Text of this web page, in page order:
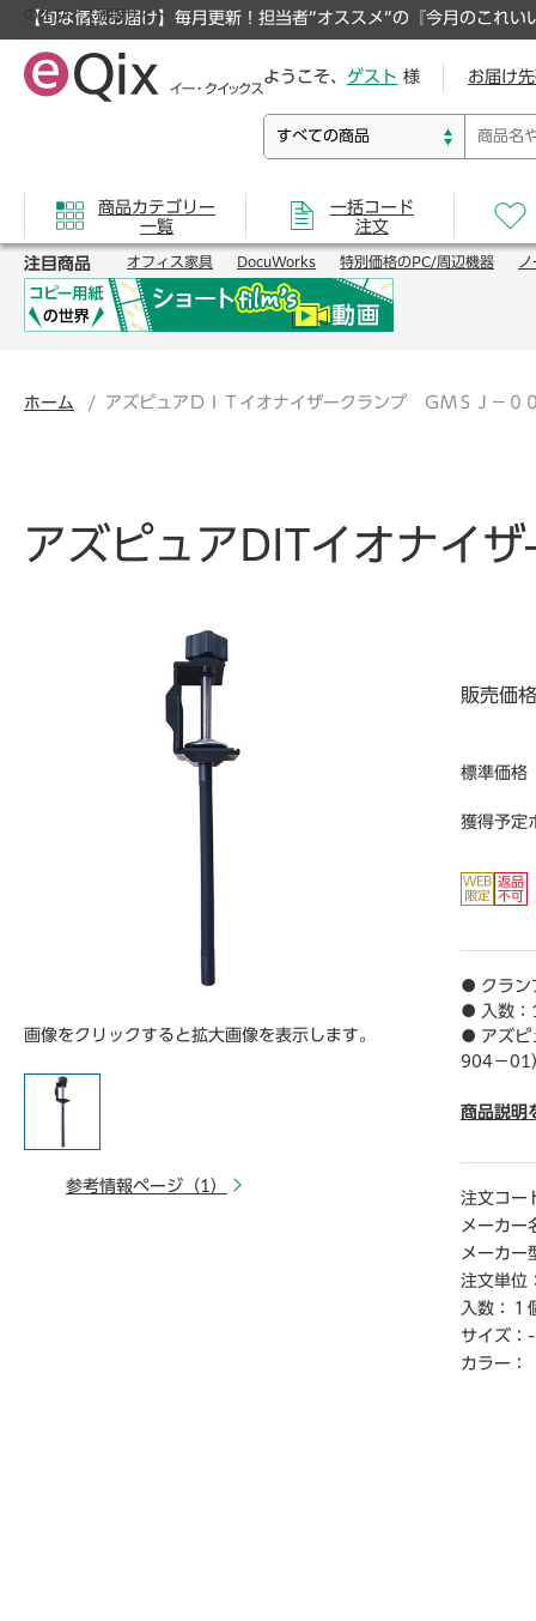
【旬な情報お届け】毎月更新！担当者”オススメ”の『今月のこれい
のオフィス通販サイト
ようこそ、 ゲスト 様 お届け
商品カテゴリー
一覧
一括コード
注文
注目商品 オフィス家具 DocuWorks 特別価格のPC/周辺機器 ノ
ホーム アズピュアＤＩＴイオナイザークランプ ＧＭＳＪ－０
アズピュアDITイオナ
画像をクリックすると拡大画像を表示します。
参考情報ページ（1）
販売価格
標準価格
獲得予定
● クラン
● 入数：
● アズピ
904－01
【ご注意
※商品仕
さい。
※仕入先
※詳細納
ご連絡く
時から18
商品説明
注文コー
メーカー
メーカー
注文単位
入数：
１
サイズ： -
カラー：